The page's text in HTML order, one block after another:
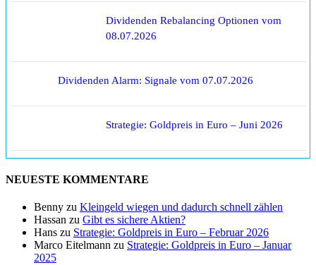
Dividenden Rebalancing Optionen vom
08.07.2026
Dividenden Alarm: Signale vom 07.07.2026
Strategie: Goldpreis in Euro – Juni 2026
NEUESTE KOMMENTARE
Benny zu Kleingeld wiegen und dadurch schnell zählen
Hassan zu Gibt es sichere Aktien?
Hans zu Strategie: Goldpreis in Euro – Februar 2026
Marco Eitelmann zu Strategie: Goldpreis in Euro – Januar
2025